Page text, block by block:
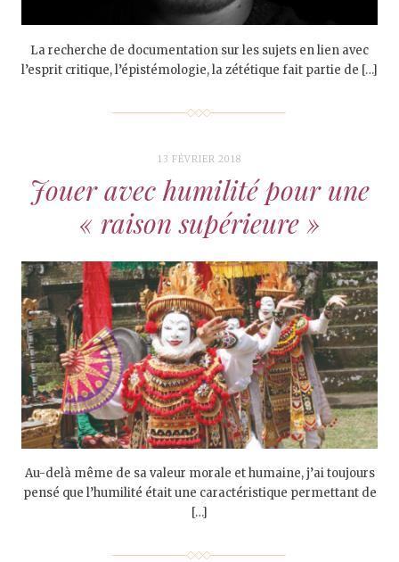
La recherche de documentation sur les sujets en lien avec
l’esprit critique, l’épistémologie, la zététique fait partie de […]
13 FÉVRIER 2018
Jouer avec humilité pour une
« raison supérieure »
Au-delà même de sa valeur morale et humaine, j’ai toujours
pensé que l’humilité était une caractéristique permettant de
[…]